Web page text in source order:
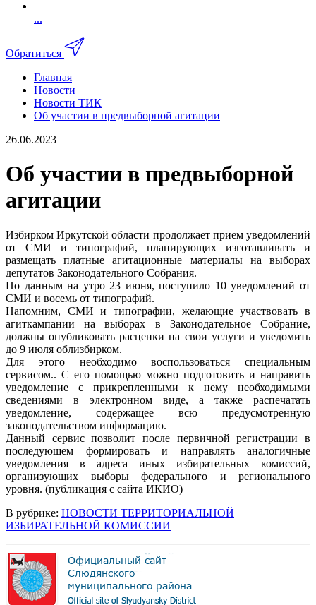
...
Обратиться
Главная
Новости
Новости ТИК
Об участии в предвыборной агитации
26.06.2023
Об участии в предвыборной
агитации
Избирком Иркутской области продолжает прием уведомлений
от СМИ и типографий, планирующих изготавливать и
размещать платные агитационные материалы на выборах
депутатов Законодательного Собрания.
По данным на утро 23 июня, поступило 10 уведомлений от
СМИ и восемь от типографий.
Напомним, СМИ и типографии, желающие участвовать в
агиткампании на выборах в Законодательное Собрание,
должны опубликовать расценки на свои услуги и уведомить
до 9 июля облизбирком.
Для этого необходимо воспользоваться специальным
сервисом.. С его помощью можно подготовить и направить
уведомление с прикрепленными к нему необходимыми
сведениями в электронном виде, а также распечатать
уведомление, содержащее всю предусмотренную
законодательством информацию.
Данный сервис позволит после первичной регистрации в
последующем формировать и направлять аналогичные
уведомления в адреса иных избирательных комиссий,
организующих выборы федерального и регионального
уровня. (публикация с сайта ИКИО)
В рубрике: НОВОСТИ ТЕРРИТОРИАЛЬНОЙ
ИЗБИРАТЕЛЬНОЙ КОМИССИИ